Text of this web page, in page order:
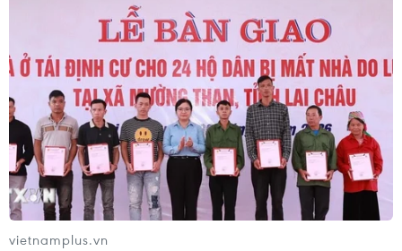
04/08/2026 23:08
Xem thêm
CƠ QUAN CHỦ QUẢN: THÔNG TẤN XÃ VIỆT NAM
vietnamplus.vn